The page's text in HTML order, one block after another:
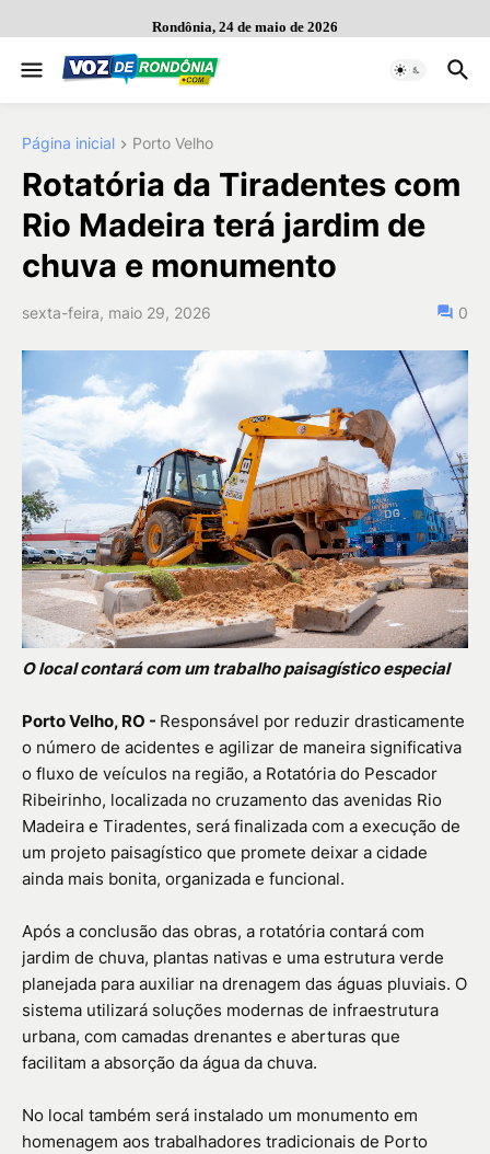
Rondônia, 24 de maio de 2026
Página inicial Porto Velho
Rotatória da Tiradentes com
Rio Madeira terá jardim de
chuva e monumento
sexta-feira, maio 29, 2026 0
O local contará com um trabalho paisagístico especial
Porto Velho, RO - Responsável por reduzir drasticamente
o número de acidentes e agilizar de maneira significativa
o fluxo de veículos na região, a Rotatória do Pescador
Ribeirinho, localizada no cruzamento das avenidas Rio
Madeira e Tiradentes, será finalizada com a execução de
um projeto paisagístico que promete deixar a cidade
ainda mais bonita, organizada e funcional.
Após a conclusão das obras, a rotatória contará com
jardim de chuva, plantas nativas e uma estrutura verde
planejada para auxiliar na drenagem das águas pluviais. O
sistema utilizará soluções modernas de infraestrutura
urbana, com camadas drenantes e aberturas que
facilitam a absorção da água da chuva.
No local também será instalado um monumento em
homenagem aos trabalhadores tradicionais de Porto